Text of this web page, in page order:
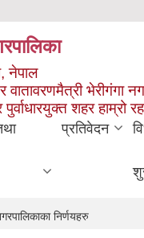
नेपाल
वातावरणमैत्री भेरीगंगा
शहर हाम्रो
प्रतिवेदन
निर्णयहरु